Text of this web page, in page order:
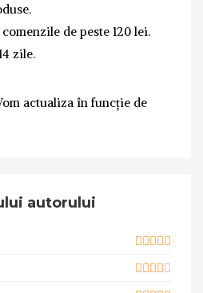
de peste 120 lei.
zile.
actualiza în funcție de
autorului